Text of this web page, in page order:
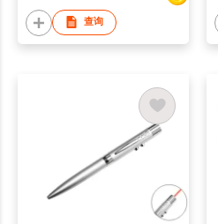
查询